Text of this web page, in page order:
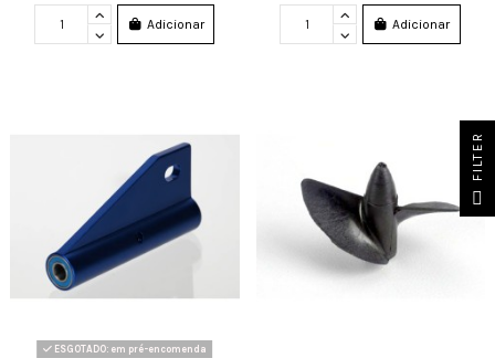
Adicionar Adicionar
ESGOTADO: em pré-encomenda
FILTER